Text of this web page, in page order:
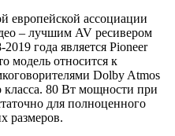
европейской ассоциации
– лучшим AV ресивером
года является Pioneer
модель относится к
Dolby Atmos
класса. 80 Вт мощности при
для полноценного
размеров.